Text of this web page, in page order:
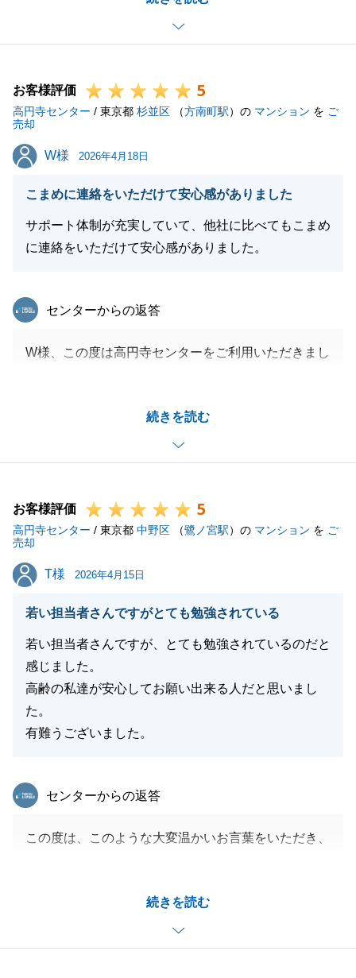
改めて感謝申し上げます。
気軽にご相談くださいませ。
引き続き宜しくお願い申し上げます。
お客様評価 5
高円寺センター / 東京都 杉並区 （方南町駅）の マンション を ご
売却
W様
W様 2026年4月18日
こまめに連絡をいただけて安心感がありました
サポート体制が充実していて、他社に比べてもこまめ
に連絡をいただけて安心感がありました。
続きを読む
東急リバブル
センターからの返答
W様、この度は高円寺センターをご利用いただきまし
心感がありました」というお言葉は何より私の今後の
今後ともご満足いただけるよう、より一層のサービス
引き続き、末永くよろしくお願い申し上げます。
お客様評価 5
高円寺センター / 東京都 中野区 （鷺ノ宮駅）の マンション を ご
売却
T様
T様 2026年4月15日
若い担当者さんですがとても勉強されている
若い担当者さんですが、とても勉強されているのだと
感じました。
高齢の私達が安心してお願い出来る人だと思いまし
た。
有難うございました。
続きを読む
東急リバブル
センターからの返答
この度は、このような大変温かいお言葉をいただき、
こと改めて深く感謝申し上げます。
新居での生活において、何かお困りのことなどがござ
いましたら、いつでもお気軽にお申し付けください。